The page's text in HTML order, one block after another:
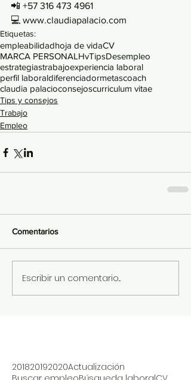
📲 +57 316 473 4961
💻 www.claudiapalacio.com
Etiquetas:
empleabilidadhoja de vidaCV
MARCA PERSONALHvTipsDesempleo
estrategiastrabajoexperiencia laboral
perfil laboraldiferenciadormetascoach
claudia palacioconsejoscurriculum vitae
Tips y consejos
Trabajo
Empleo
Comentarios
Escribir un comentario...
201820192020Actualización